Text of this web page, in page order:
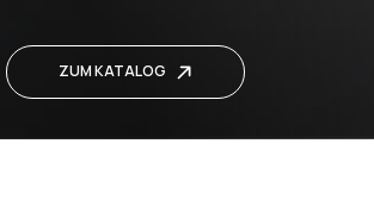
ZUM KATALOG